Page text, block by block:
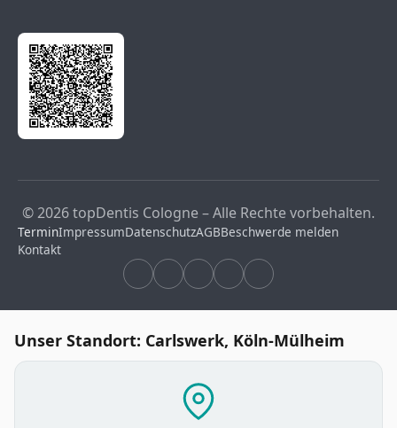
© 2026 topDentis Cologne – Alle Rechte vorbehalten.
TerminImpressumDatenschutzAGBBeschwerde melden
Kontakt
Unser Standort: Carlswerk, Köln-Mülheim